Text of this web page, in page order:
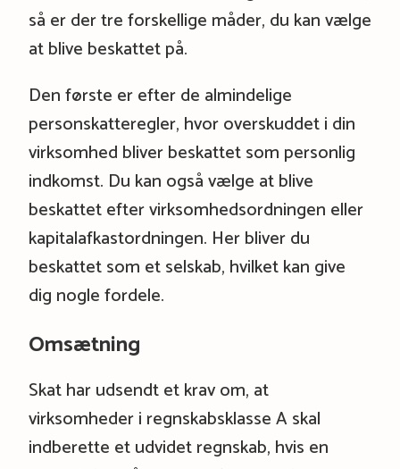
så er der tre forskellige måder, du kan vælge
at blive beskattet på.
Den første er efter de almindelige
personskatteregler, hvor overskuddet i din
virksomhed bliver beskattet som personlig
indkomst. Du kan også vælge at blive
beskattet efter virksomhedsordningen eller
kapitalafkastordningen. Her bliver du
beskattet som et selskab, hvilket kan give
dig nogle fordele.
Omsætning
Skat har udsendt et krav om, at
virksomheder i regnskabsklasse A skal
indberette et udvidet regnskab, hvis en